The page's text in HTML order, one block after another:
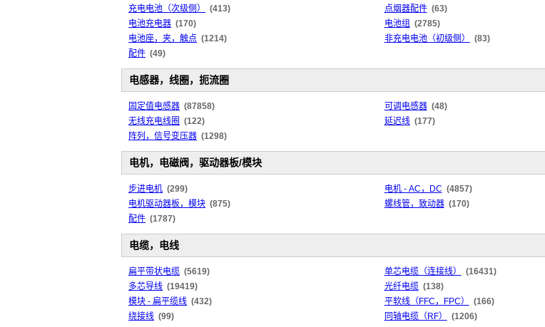
充电电池（次级侧） (413) 点烟器配件 (63)
电池充电器 (170) 电池组 (2785)
电池座，夹，触点 (1214) 非充电电池（初级侧）
(83)
配件 (49)
电感器，线圈，扼流圈
固定值电感器 (87858) 可调电感器 (48)
无线充电线圈 (122) 延迟线 (177)
阵列，信号变压器 (1298)
电机，电磁阀，驱动器板/模块
步进电机 (299) 电机 - AC，DC (4857)
电机驱动器板，模块 (875) 螺线管，致动器 (170)
配件 (1787)
电缆，电线
扁平带状电缆 (5619) 单芯电缆（连接线）
(16431)
多芯导线 (19419) 光纤电缆 (138)
模块 - 扁平缆线 (432) 平软线（FFC，FPC）
(166)
绕接线 (99) 同轴电缆（RF） (1206)